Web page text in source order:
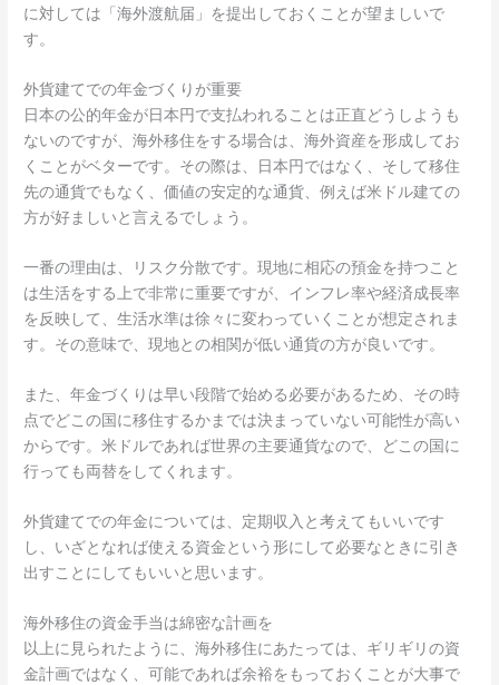
に対しては「海外渡航届」を提出しておくことが望ましいで
す。
外貨建てでの年金づくりが重要
日本の公的年金が日本円で支払われることは正直どうしようも
ないのですが、海外移住をする場合は、海外資産を形成してお
くことがベターです。その際は、日本円ではなく、そして移住
先の通貨でもなく、価値の安定的な通貨、例えば米ドル建ての
方が好ましいと言えるでしょう。
一番の理由は、リスク分散です。現地に相応の預金を持つこと
は生活をする上で非常に重要ですが、インフレ率や経済成長率
を反映して、生活水準は徐々に変わっていくことが想定されま
す。その意味で、現地との相関が低い通貨の方が良いです。
また、年金づくりは早い段階で始める必要があるため、その時
点でどこの国に移住するかまでは決まっていない可能性が高い
からです。米ドルであれば世界の主要通貨なので、どこの国に
行っても両替をしてくれます。
外貨建てでの年金については、定期収入と考えてもいいです
し、いざとなれば使える資金という形にして必要なときに引き
出すことにしてもいいと思います。
海外移住の資金手当は綿密な計画を
以上に見られたように、海外移住にあたっては、ギリギリの資
金計画ではなく、可能であれば余裕をもっておくことが大事で